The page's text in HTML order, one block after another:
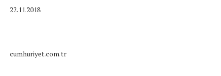
22.11.2018
cumhuriyet.com.tr